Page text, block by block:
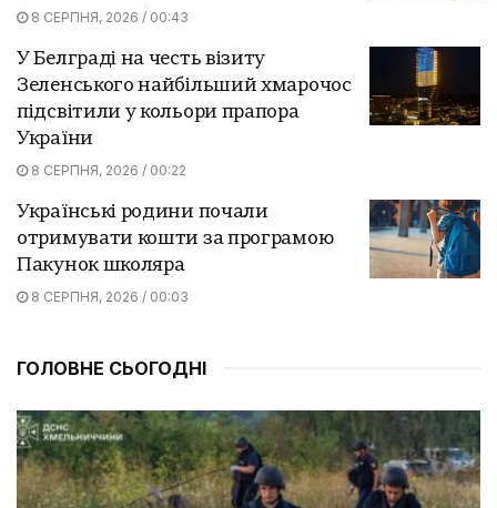
8 СЕРПНЯ, 2026 / 00:43
У Белграді на честь візиту
Зеленського найбільший хмарочос
підсвітили у кольори прапора
України
8 СЕРПНЯ, 2026 / 00:22
Українські родини почали
отримувати кошти за програмою
Пакунок школяра
8 СЕРПНЯ, 2026 / 00:03
ГОЛОВНЕ СЬОГОДНІ